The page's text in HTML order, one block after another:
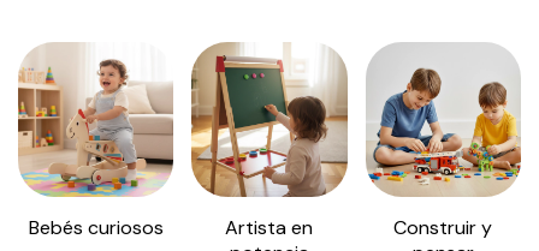
Bebés curiosos
Artista en
Construir y